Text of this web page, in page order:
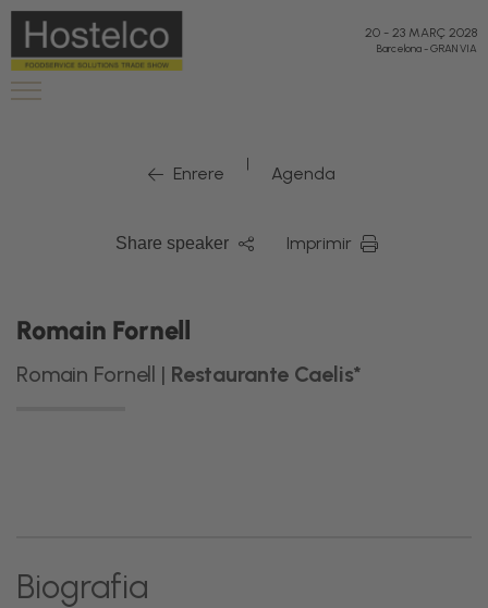
20 - 23 MARÇ 2028
Barcelona-GRAN VIA
Enrere | Agenda
Share speaker Imprimir
Romain Fornell
Romain Fornell | Restaurante Caelis*
Biografia